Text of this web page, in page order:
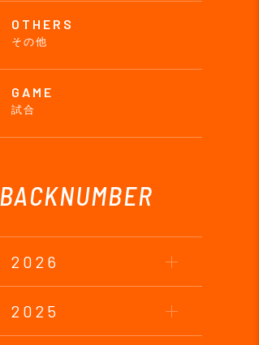
OTHERS
その他
GAME
試合
BACKNUMBER
2026
2025